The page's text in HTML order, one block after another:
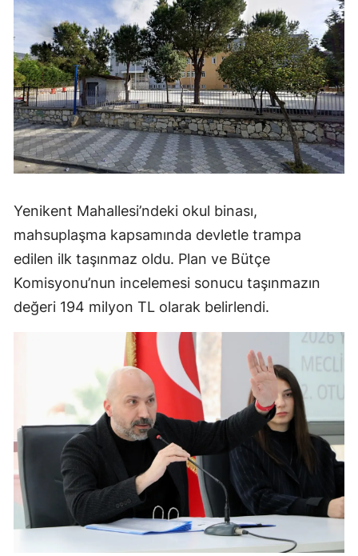
Yenikent Mahallesi’ndeki okul binası,
mahsuplaşma kapsamında devletle trampa
edilen ilk taşınmaz oldu. Plan ve Bütçe
Komisyonu’nun incelemesi sonucu taşınmazın
değeri 194 milyon TL olarak belirlendi.